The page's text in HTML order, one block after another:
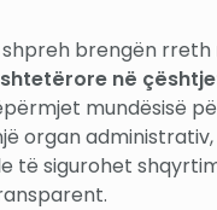
brengën rreth
në
mundësisë
organ
të sigurohet